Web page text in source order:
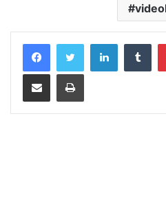
LinkedIn
Distribuie prin mail Tipărește